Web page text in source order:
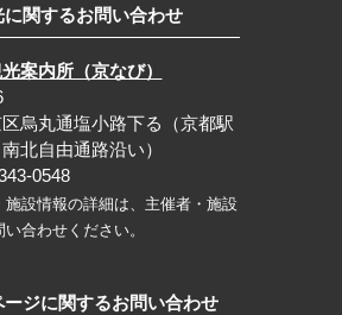
に関するお問い合わせ
案内所（京なび）
烏丸通塩小路下る（京都駅
北自由通路沿い）
0548
設情報の詳細は、主催者・施設
合わせください。
ージに関するお問い合わせ